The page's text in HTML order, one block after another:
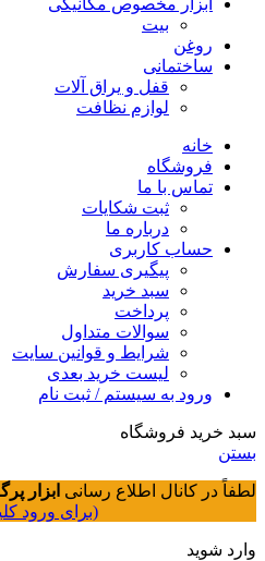
بیت
روغن
ساختمانی
قفل و یراق آلات
لوازم نظافت
خانه
فروشگاه
تماس با ما
ثبت شکایات
درباره ما
حساب کاربری
پیگیری سفارش
سبد خرید
پرداخت
سوالات متداول
شرایط و قوانین سایت
لیست خرید بعدی
ورود به سیستم / ثبت نام
سبد خرید فروشگاه
بستن
لطفاً در کانال اطلاع رسانی ابزار
(برای ورود
وارد شوید